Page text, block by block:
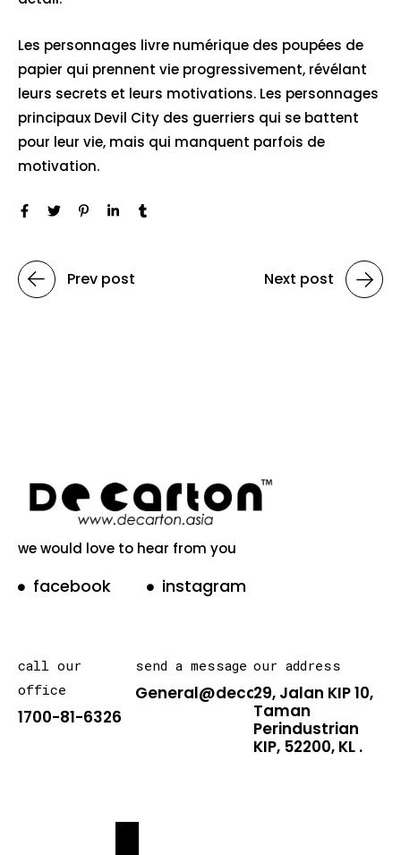
Les personnages livre numérique des poupées de
papier qui prennent vie progressivement, révélant
leurs secrets et leurs motivations. Les personnages
principaux Devil City des guerriers qui se battent
pour leur vie, mais qui manquent parfois de
motivation.
Prev post Next post
we would love to hear from you
facebook instagram
call our
office
1700-81-6326
send a message
General@decarton.asia
our address
29, Jalan KIP 10,
Taman
Perindustrian
KIP, 52200, KL .